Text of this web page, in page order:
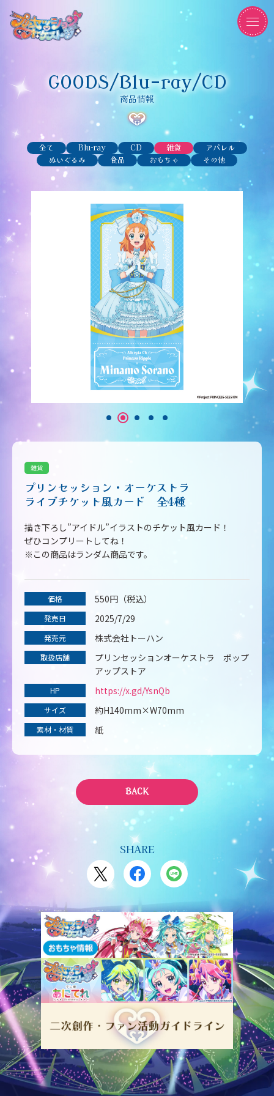
GOODS/Blu-ray/CD
商品情報
全て Blu-ray CD 雑貨
アパレル
ぬいぐるみ
食品 おもちゃ その他
雑貨
プリンセッション・オーケストラ
ライブチケット風カード 全4種
描き下ろし”アイドル”イラストのチケット風カード！
ぜひコンプリートしてね！
※この商品はランダム商品です。
価格 550円（税込）
発売日 2025/7/29
発売元 株式会社トーハン
取扱店舗
プリンセッションオーケストラ ポップ
アップストア
HP https://x.gd/YsnQb
サイズ 約H140mm×W70mm
素材・材質 紙
BACK
SHARE